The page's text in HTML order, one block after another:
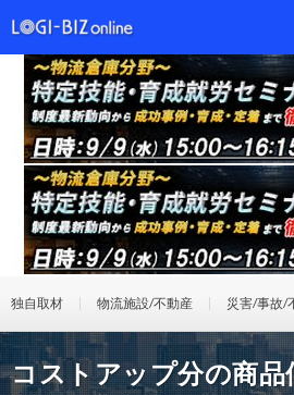
独自取材 物流施設/不動産 災害/事故/
コストアップ分の商